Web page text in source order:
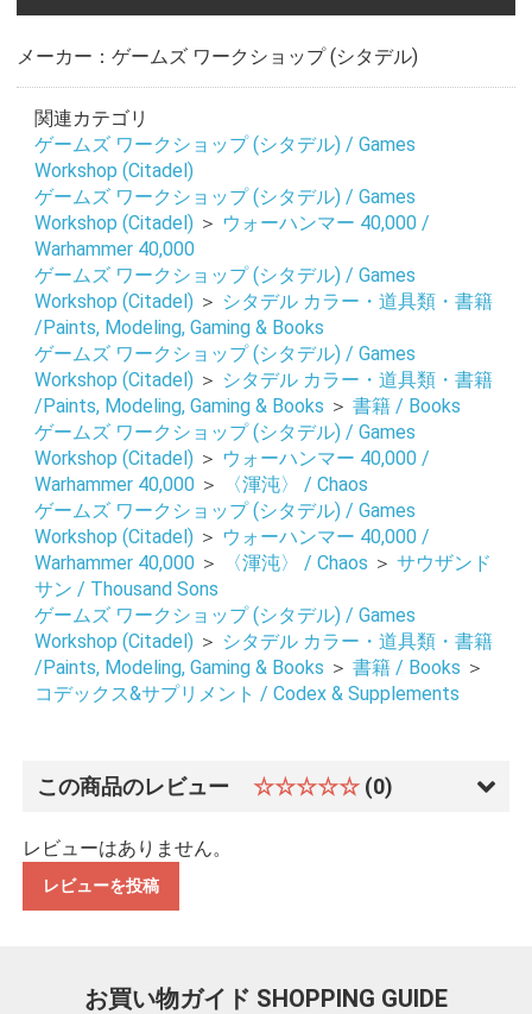
カートへ進む
メーカー：ゲームズ ワークショップ (シタデル)
関連カテゴリ
ゲームズ ワークショップ (シタデル) / Games
Workshop (Citadel)
ゲームズ ワークショップ (シタデル) / Games
Workshop (Citadel) ＞ ウォーハンマー 40,000 /
Warhammer 40,000
ゲームズ ワークショップ (シタデル) / Games
Workshop (Citadel) ＞ シタデル カラー・道具類・書籍
/Paints, Modeling, Gaming & Books
ゲームズ ワークショップ (シタデル) / Games
Workshop (Citadel) ＞ シタデル カラー・道具類・書籍
/Paints, Modeling, Gaming & Books ＞ 書籍 / Books
ゲームズ ワークショップ (シタデル) / Games
Workshop (Citadel) ＞ ウォーハンマー 40,000 /
Warhammer 40,000 ＞
〈渾沌〉 / Chaos
ゲームズ ワークショップ (シタデル) / Games
Workshop (Citadel) ＞ ウォーハンマー 40,000 /
Warhammer 40,000 ＞ 〈渾沌〉 / Chaos ＞ サウザンド
サン / Thousand Sons
ゲームズ ワークショップ (シタデル) / Games
Workshop (Citadel) ＞ シタデル カラー・道具類・書籍
/Paints, Modeling, Gaming & Books ＞ 書籍 / Books ＞
コデックス&サプリメント / Codex & Supplements
この商品のレビュー ☆☆☆☆☆ (0)
レビューはありません。
レビューを投稿
お買い物ガイド SHOPPING GUIDE